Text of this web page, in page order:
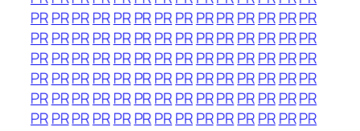
PRPRPRPRPR PRPRPRPRPRPRPR PRPR
PRPRPRPRPR PRPRPRPRPRPRPR PRPR
PRPRPRPRPR PRPRPRPRPRPRPR PRPR
PRPRPRPRPR PRPRPRPRPRPRPR PRPR
PRPRPRPRPR PRPRPRPRPRPRPR PRPR
PRPRPRPRPR PRPRPRPRPRPRPR PRPR